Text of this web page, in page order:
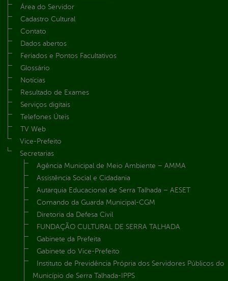
Área do Servidor
Cadastro Cultural
Contato
Dados abertos
Feriados e Pontos Facultativos
Glossário
Notícias
Resultado de Exames
Serviços digitais
Telefones Úteis
TV Web
Vice-Prefeito
Secretarias
Agência Municipal de Meio Ambiente – AMMA
Assistência Social e Cidadania
Autarquia Educacional de Serra Talhada – AESET
Comando da Guarda Municipal-CGM
Diretoria da Defesa Civil
FUNDAÇÃO CULTURAL DE SERRA TALHADA
Gabinete da Prefeita
Gabinete do Vice-Prefeito
Instituto de Previdência Própria dos Servidores Públicos do
Município de Serra Talhada-IPPS